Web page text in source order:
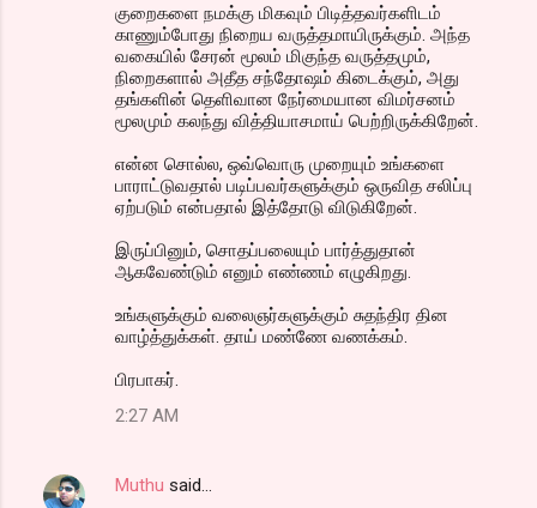
குறைகளை நமக்கு மிகவும் பிடித்தவர்களிடம்
காணும்போது நிறைய வருத்தமாயிருக்கும். அந்த
வகையில் சேரன் மூலம் மிகுந்த வருத்தமும்,
நிறைகளால் அதீத சந்தோஷம் கிடைக்கும், அது
தங்களின் தெளிவான நேர்மையான விமர்சனம்
மூலமும் கலந்து வித்தியாசமாய் பெற்றிருக்கிறேன்.
என்ன சொல்ல, ஒவ்வொரு முறையும் உங்களை
பாராட்டுவதால் படிப்பவர்களுக்கும் ஒருவித சலிப்பு
ஏற்படும் என்பதால் இத்தோடு விடுகிறேன்.
இருப்பினும், சொதப்பலையும் பார்த்துதான்
ஆகவேண்டும் எனும் எண்ணம் எழுகிறது.
உங்களுக்கும் வலைஞர்களுக்கும் சுதந்திர தின
வாழ்த்துக்கள். தாய் மண்ணே வணக்கம்.
பிரபாகர்.
2:27 AM
Muthu said…